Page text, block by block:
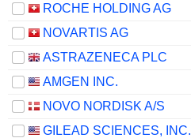
ROCHE HOLDING AG
NOVARTIS AG
ASTRAZENECA PLC
AMGEN INC.
NOVO NORDISK A/S
GILEAD SCIENCES, INC.